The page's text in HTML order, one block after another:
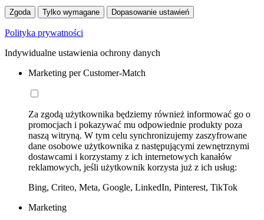
Zgoda Tylko wymagane Dopasowanie ustawień
Polityka prywatności
Indywidualne ustawienia ochrony danych
Marketing per Customer-Match
Za zgodą użytkownika będziemy również informować go o
promocjach i pokazywać mu odpowiednie produkty poza
naszą witryną. W tym celu synchronizujemy zaszyfrowane
dane osobowe użytkownika z następującymi zewnętrznymi
dostawcami i korzystamy z ich internetowych kanałów
reklamowych, jeśli użytkownik korzysta już z ich usług:
Bing, Criteo, Meta, Google, LinkedIn, Pinterest, TikTok
Marketing